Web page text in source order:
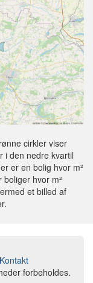
cirkler viser
i den nedre kvartil
er en bolig hvor m²
hvor m²
et billed af
Kontakt
forbeholdes.